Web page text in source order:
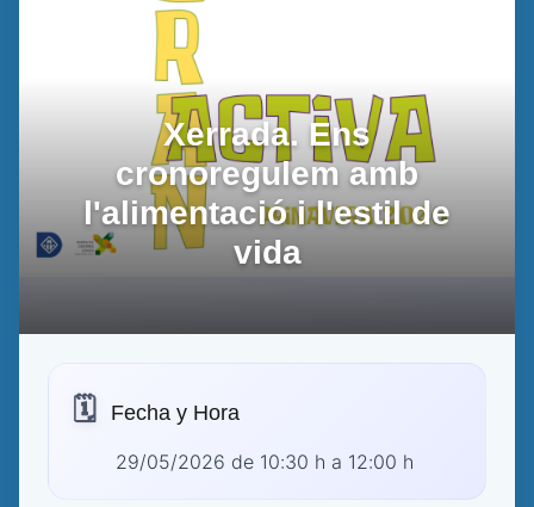
Xerrada. Ens
cronoregulem amb
l'alimentació i l'estil de
vida
🗓️ Fecha y Hora
29/05/2026 de 10:30 h a 12:00 h